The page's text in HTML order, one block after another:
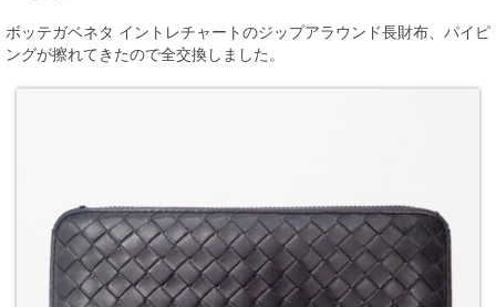
ボッテガベネタ イントレチャートのジップアラウンド長財布、パイピ
ングが擦れてきたので全交換しました。